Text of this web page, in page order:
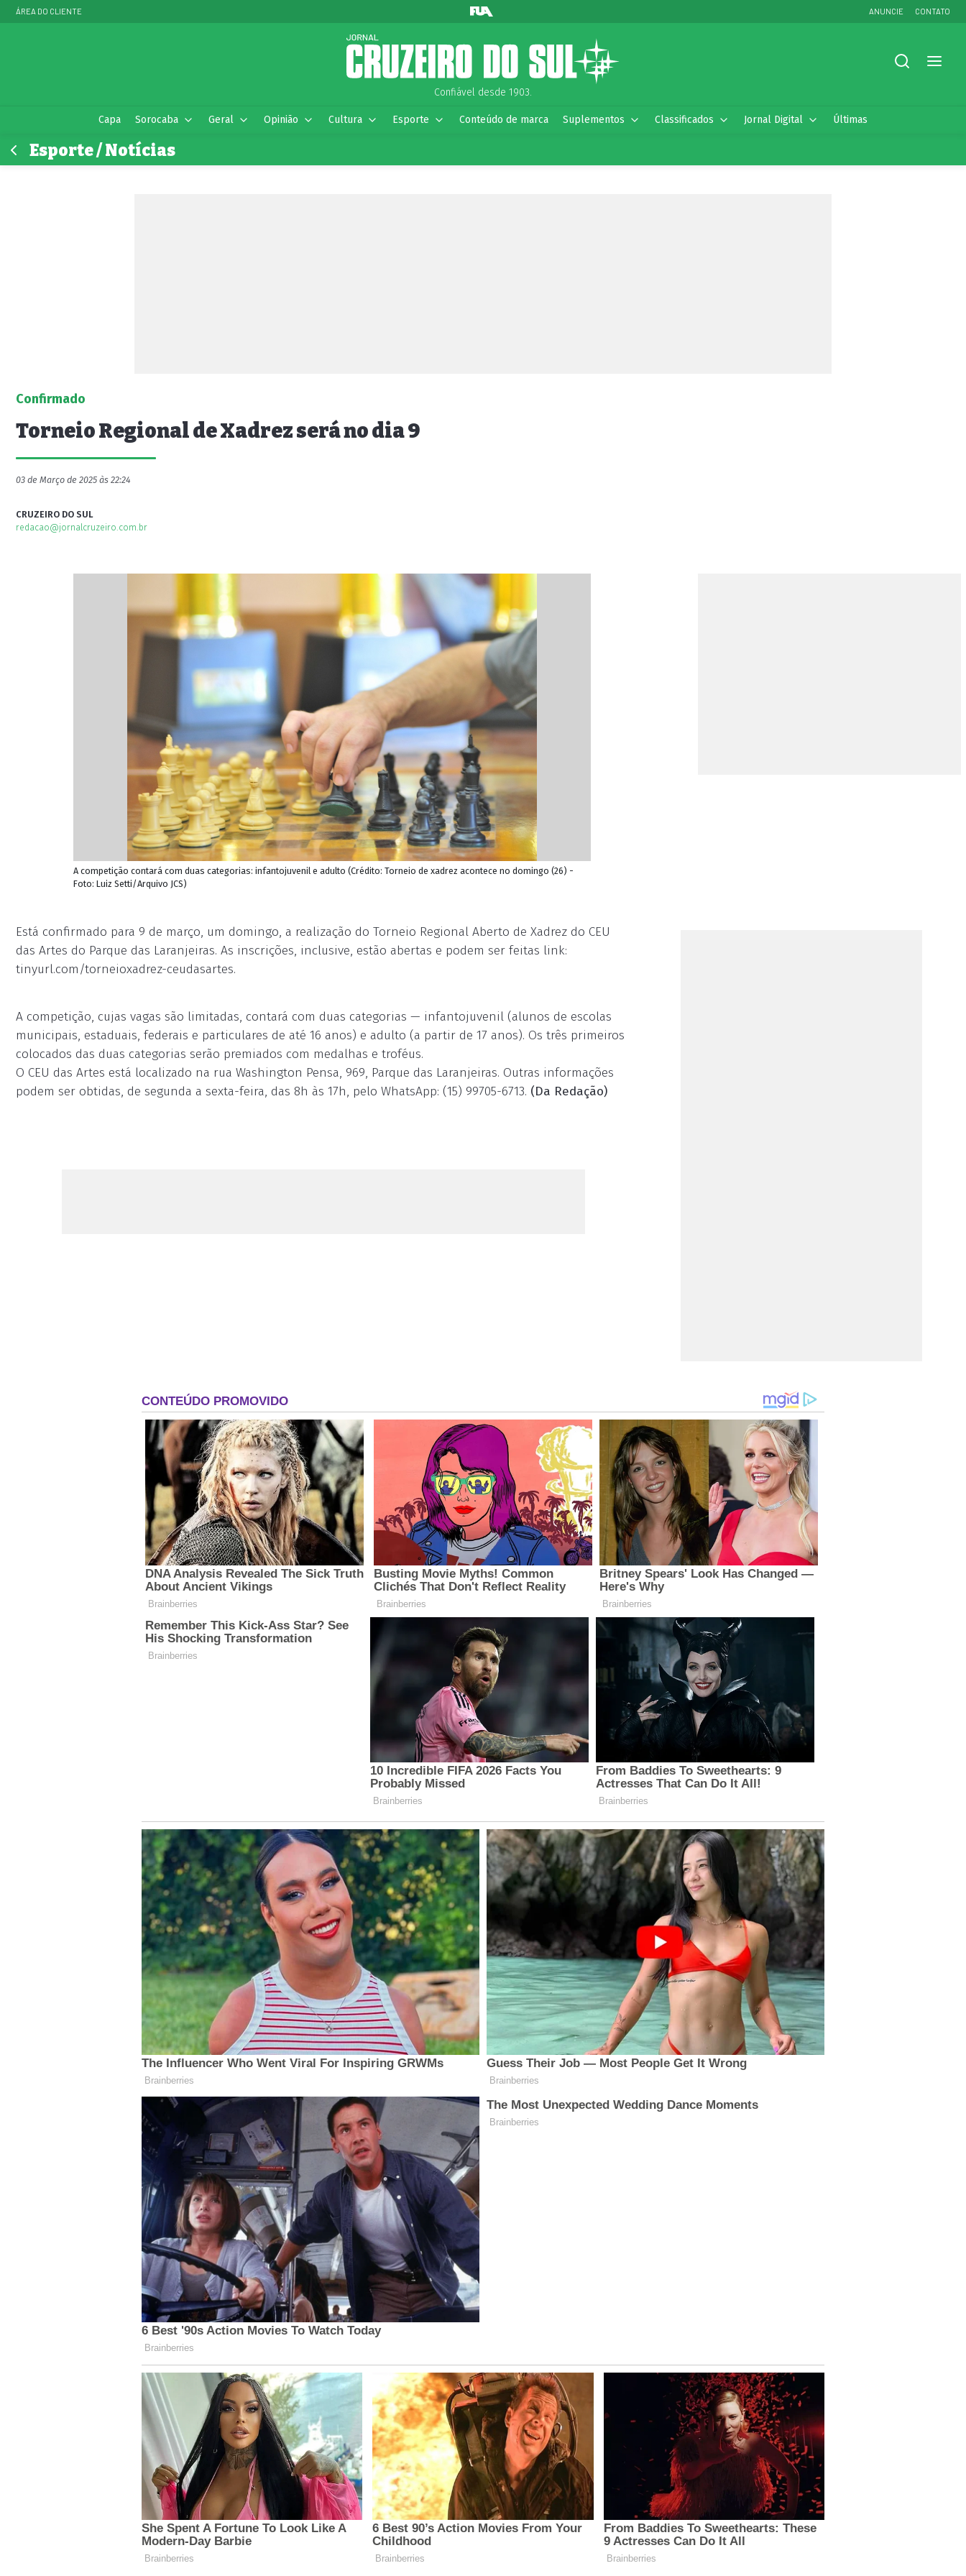
ÁREA DO CLIENTE ANUNCIE CONTATO
Confiável desde 1903.
Capa Sorocaba Geral Opinião Cultura Esporte Conteúdo de marca Suplementos Classificados Jornal Digital Últimas
Esporte / Notícias
Confirmado
Torneio Regional de Xadrez será no dia 9
03 de Março de 2025 às 22:24
CRUZEIRO DO SUL
redacao@jornalcruzeiro.com.br
A competição contará com duas categorias: infantojuvenil e adulto (Crédito: Torneio de xadrez acontece no domingo (26) -
Foto: Luiz Setti/Arquivo JCS)
Está confirmado para 9 de março, um domingo, a realização do Torneio Regional Aberto de Xadrez do CEU
das Artes do Parque das Laranjeiras. As inscrições, inclusive, estão abertas e podem ser feitas link:
tinyurl.com/torneioxadrez-ceudasartes.
A competição, cujas vagas são limitadas, contará com duas categorias — infantojuvenil (alunos de escolas
municipais, estaduais, federais e particulares de até 16 anos) e adulto (a partir de 17 anos). Os três primeiros
colocados das duas categorias serão premiados com medalhas e troféus.
O CEU das Artes está localizado na rua Washington Pensa, 969, Parque das Laranjeiras. Outras informações
podem ser obtidas, de segunda a sexta-feira, das 8h às 17h, pelo WhatsApp: (15) 99705-6713. (Da Redação)